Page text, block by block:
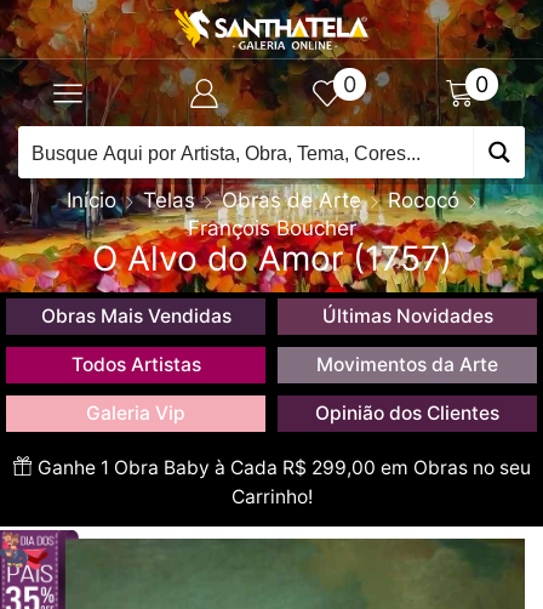
0 0
Início Telas Obras de Arte
Rococó
François Boucher
O Alvo do Amor (1757)
Obras Mais Vendidas Últimas Novidades
Todos Artistas Movimentos da Arte
Galeria Vip Opinião dos Clientes
Ganhe 1 Obra Baby à Cada R$ 299,00 em Obras no seu
Carrinho!